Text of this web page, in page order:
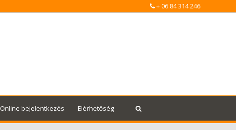
+ 06 84 314 246
Online bejelentkezés Elérhetőség